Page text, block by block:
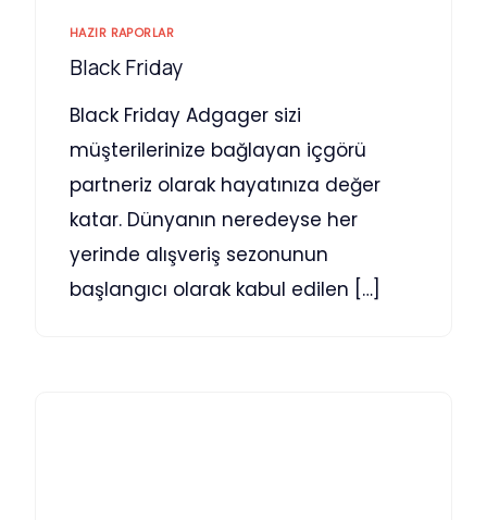
HAZIR RAPORLAR
Black Friday
Black Friday Adgager sizi
müşterilerinize bağlayan içgörü
partneriz olarak hayatınıza değer
katar. Dünyanın neredeyse her
yerinde alışveriş sezonunun
başlangıcı olarak kabul edilen […]